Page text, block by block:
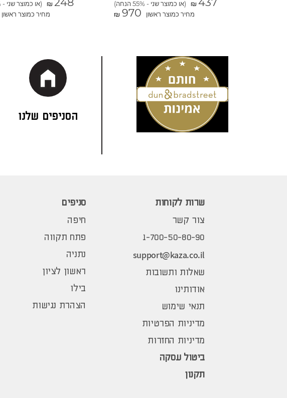
₪
(או כמוצר שני - 55% הנחה)
מחיר כמוצר ראשון
₪ 970
₪
(או כמוצר שני - 55% הנחה)
מחיר כמוצר ראשון
הסניפים שלנו
שרות לקוחות
צור קשר
1-700-50-80-90
support@kaza.co.il
שאלות ותשובות
אודותינו
תנאי שימוש
מדיניות הפרטיות
מדיניות החזרות
ביטול עסקה
תקנון
סניפים
חיפה
פתח תקווה
נתניה
ראשון לציון
בילו
הצהרת נגישות